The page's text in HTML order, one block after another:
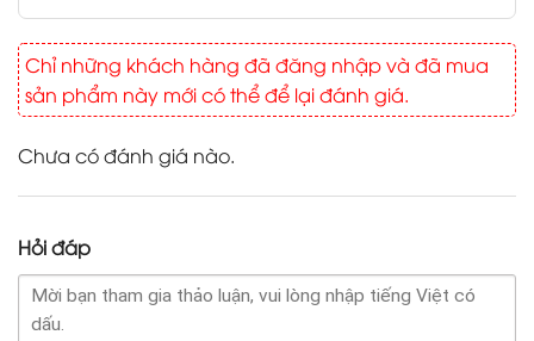
Chỉ những khách hàng đã đăng nhập và đã mua
sản phẩm này mới có thể để lại đánh giá.
Chưa có đánh giá nào.
Hỏi đáp